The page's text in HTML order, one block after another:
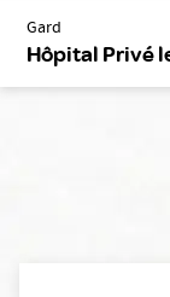
Gard
Hôpital Privé